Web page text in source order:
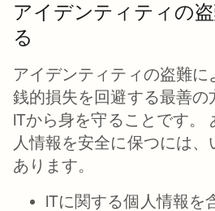
アイデンティティの
る
アイデンティティの盗難に
銭的損失を回避する最善の
ITから身を守ることです。
人情報を安全に保つには
あります。
ITに関する個人情報を